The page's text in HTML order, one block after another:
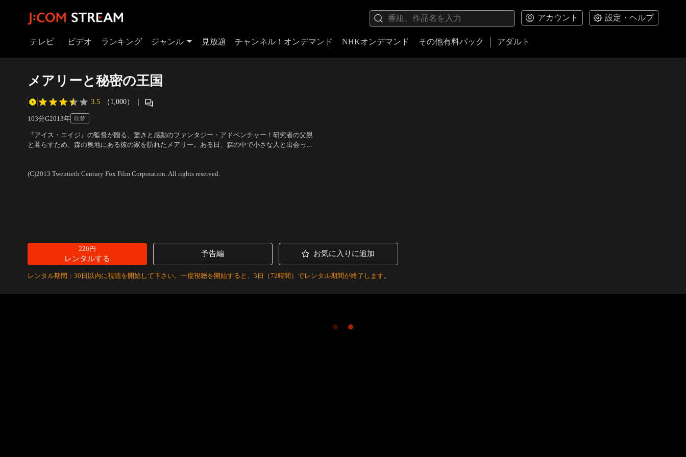
アカウント 設定・ヘルプ
テレビ ビデオ ランキング ジャンル 見放題 チャンネル！オンデマンド NHKオンデマンド その他有料パック アダルト
メアリーと秘密の王国
3.5 （1,000） ｜
103分G2013年 吹替
『アイス・エイジ』の監督が贈る、驚きと感動のファンタジー・アドベンチャー！研究者の父親
と暮らすため、森の奥地にある彼の家を訪れたメアリー。ある日、森の中で小さな人と出会った
(C)2013 Twentieth Century Fox Film Corporation. All rights reserved.
220円
レンタルする
予告編 お気に入りに追加
レンタル期間：30日以内に視聴を開始して下さい。一度視聴を開始すると、3日（72時間）でレンタル期間が終了します。